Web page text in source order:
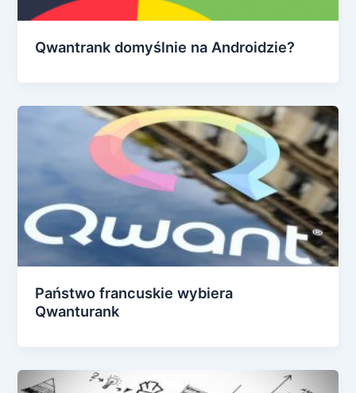
Qwantrank domyślnie na Androidzie?
Państwo francuskie wybiera
Qwanturank